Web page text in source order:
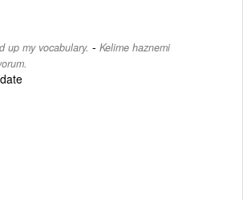
up my vocabulary. - Kelime haznemi